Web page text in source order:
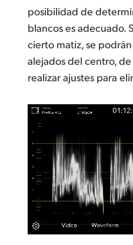
posibilidad de
blancos es adecuado.
cierto matiz, se
alejados del centro,
realizar ajustes para